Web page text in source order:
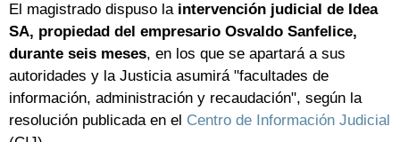
El magistrado dispuso la intervención judicial de Idea
SA, propiedad del empresario Osvaldo Sanfelice,
durante seis meses, en los que se apartará a sus
autoridades y la Justicia asumirá "facultades de
información, administración y recaudación", según la
resolución publicada en el Centro de Información Judicial